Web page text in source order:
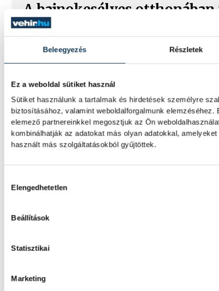
Beleegyezés Részletek
Ez a weboldal sütiket használ
Sütiket használunk a tartalmak és hirdetések személyre
biztosításához, valamint weboldalforgalmunk
elemező partnereinkkel megosztjuk az Ön
kombinálhatják az adatokat más olyan adatokkal,
használt más szolgáltatásokból gyűjtöttek.
Elengedhetetlen
Beállítások
Statisztikai
Marketing
A bajnokesélyes
sorozatát a VSC Veszprém
A VSC Veszprém férfi labdarúgócsapata
erőfelmérő előtt áll: Gunther Zsolt
Bányász FC vendége lesz.
Nielsen bravúrokkal, Imre
mutatkozott be Veszprém-
győzelmet aratott az ETO University HT
együttese nagy tempót diktált, és a
kikapott Dániától a
A magyar női ifjúsági kézilabda-